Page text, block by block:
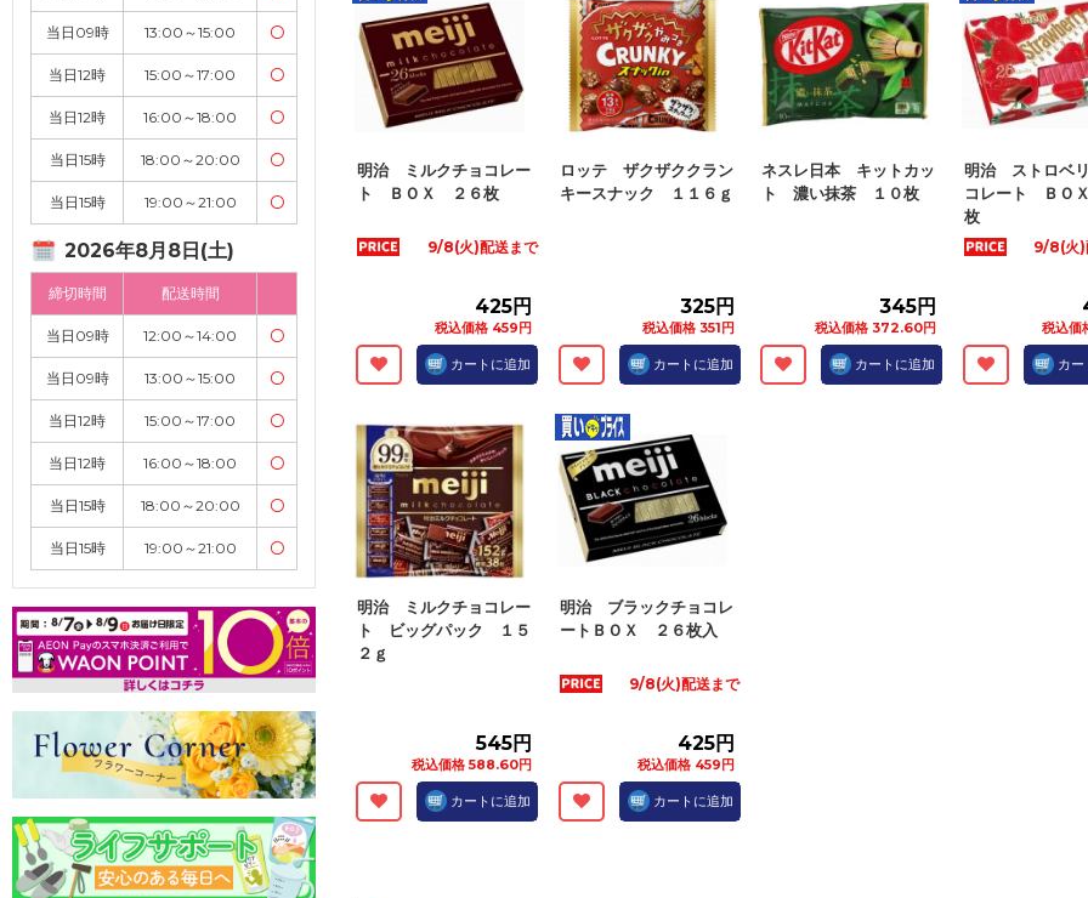
当日09時 13:00～15:00 〇
当日12時 15:00～17:00 〇
当日12時 16:00～18:00 〇
当日15時 18:00～20:00 〇
当日15時 19:00～21:00 〇
2026年8月8日(土)
締切時間 配送時間
当日09時 12:00～14:00 〇
当日09時 13:00～15:00 〇
当日12時 15:00～17:00 〇
当日12時 16:00～18:00 〇
当日15時 18:00～20:00 〇
当日15時 19:00～21:00 〇
明治 ミルクチョコレー
ト ＢＯＸ ２６枚
9/8(火)配送まで
425円
税込価格 459円
カートに追加
ロッテ ザクザククラン
キースナック １１６ｇ
325円
税込価格 351円
カートに追加
ネスレ日本 キットカッ
ト 濃い抹茶 １０枚
345円
税込価格 372.60円
カートに追加
明治 ストロベ
コレート ＢＯ
枚
9/8(火)
税込価
カー
明治 ミルクチョコレー
ト ビッグパック １５
２ｇ
545円
税込価格 588.60円
カートに追加
明治 ブラックチョコレ
ートＢＯＸ ２６枚入
9/8(火)配送まで
425円
税込価格 459円
カートに追加